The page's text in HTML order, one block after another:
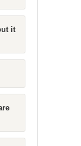
it